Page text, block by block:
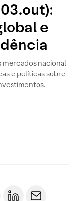
e
mercados nacional
e políticas sobre